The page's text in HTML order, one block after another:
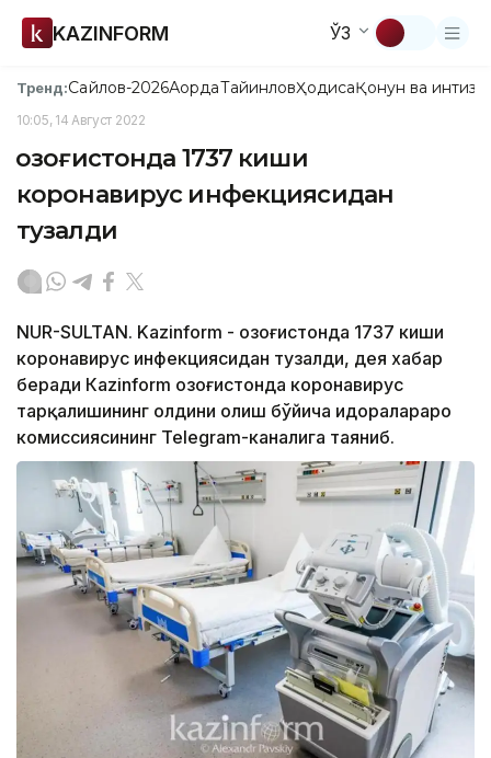
KAZINFORM ЎЗ
Тренд:Сайлов-2026АқордаТайинловҲодисаҚонун ва
10:05, 14 Август 2022
Қозоғистонда 1737 киши
коронавирус инфекциясидан
тузалди
NUR-SULTAN. Kazinform - Қозоғистонда 1737 киши
коронавирус инфекциясидан тузалди, дея хабар
беради Кazinform Қозоғистонда коронавирус
тарқалишининг олдини олиш бўйича идоралараро
комиссиясининг Теlegram-каналига таяниб.